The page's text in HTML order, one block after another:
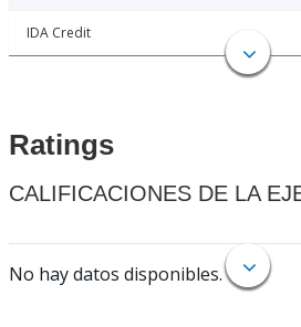
IDA Credit
Ratings
CALIFICACIONES DE LA
No hay datos disponibles.